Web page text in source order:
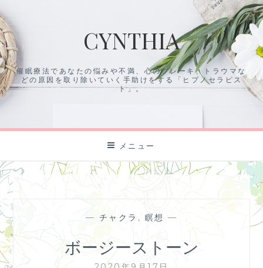
ン
テ
ン
ツ
に
ス
キ
プ
CYNTHIA
催眠療法であなたの悩みや不満、心のブレーキ、トラウマな
どの原因を取り除いていく手助けをする「ヒプノセラピス
ト」。
メニュー
— チャクラ , 瞑想 —
ボージーストーン